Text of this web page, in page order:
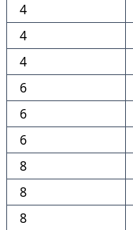
4
4
4
6
6
6
8
8
8